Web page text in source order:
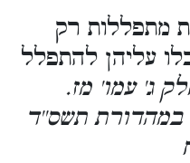
מתפללות רק
עליהן להתפלל
ג' עמו' מז.
במהדורת תשס''ד